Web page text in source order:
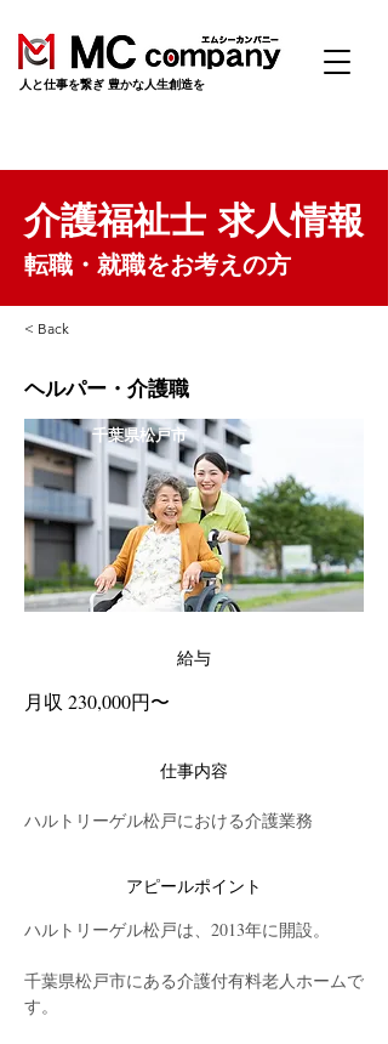
​人と仕事を繋ぎ 豊かな人生創造を
介護福祉士 求人情報
転職・就職をお考えの方
< Back
ヘルパー・介護職
千葉県松戸市
給与
月収 230,000円〜
仕事内容
ハルトリーゲル松戸における介護業務
アピールポイント
ハルトリーゲル松戸は、2013年に開設。
千葉県松戸市にある介護付有料老人ホームで
す。